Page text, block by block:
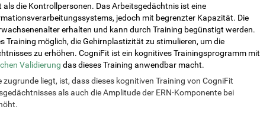
die Kontrollpersonen. Das Arbeitsgedächtnis ist eine
jedoch mit begrenzter Kapazität. Die
erhalten und kann durch Training begünstigt werden.
Training möglich, die Gehirnplastizität zu stimulieren, um die
zu erhöhen. CogniFit ist ein kognitives Trainingsprogramm mit
Validierung das dieses Training anwendbar macht.
zugrunde liegt, ist, dass dieses kognitiven Training von CogniFit
als auch die Amplitude der ERN-Komponente bei